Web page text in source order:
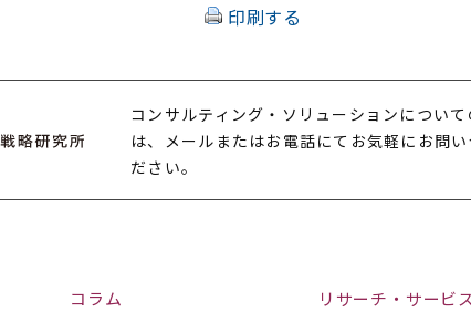
印刷する
コンサルティング・ソリューションについて
は、メールまたはお電話にてお気軽にお問い
ださい。
コラム リサーチ・サービス